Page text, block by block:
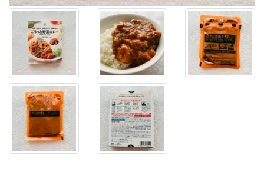
ー
見！
セ
ブ
ン
プ
レ